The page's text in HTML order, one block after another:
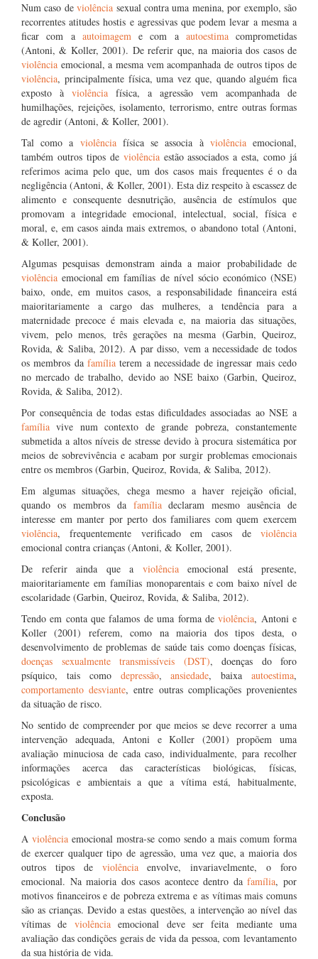
Num caso deviolência sexual contra uma menina, por exemplo, são
recorrentes atitudes hostis e agressivas que podem levar a mesma a
ficar com a autoimageme com a autoestimacomprometidas
(Antoni, & Koller, 2001). De referir que, na maioria dos casos de
violência emocional, a mesma vem acompanhada de outros tipos de
violência, principalmente física, uma vez que, quando alguém fica
exposto à violência física, a agressão vem acompanhada de
humilhações, rejeições, isolamento, terrorismo, entre outras formas
de agredir (Antoni, & Koller, 2001).
Tal como a violênciafísica se associa à violênciaemocional,
também outros tipos de violênciaestão associados a esta, como já
referimos acima pelo que, um dos casos mais frequentes é o da
negligência (Antoni, & Koller, 2001). Esta diz respeito à escassez de
alimento e consequente desnutrição, ausência de estímulos que
promovam a integridade emocional, intelectual, social, física e
moral, e, em casos ainda mais extremos, o abandono total (Antoni,
& Koller, 2001).
Algumas pesquisas demonstram ainda a maior probabilidade de
violência emocional em famílias de nível sócio económico (NSE)
baixo, onde, em muitos casos, a responsabilidade financeira está
maioritariamente a cargo das mulheres, a tendência para a
maternidade precoce é mais elevada e, na maioria das situações,
vivem, pelo menos, três gerações na mesma (Garbin, Queiroz,
Rovida, & Saliba, 2012). A par disso, vem a necessidade de todos
os membros da famíliaterem a necessidade de ingressar mais cedo
no mercado de trabalho, devido ao NSE baixo (Garbin, Queiroz,
Rovida, & Saliba, 2012).
Por consequência de todas estas dificuldades associadas ao NSE a
família vive num contexto de grande pobreza, constantemente
submetida a altos níveis de stresse devido à procura sistemática por
meios de sobrevivência e acabam por surgir problemas emocionais
entre os membros (Garbin, Queiroz, Rovida, & Saliba, 2012).
Em algumas situações, chega mesmo a haver rejeição oficial,
quando os membros da famíliadeclaram mesmo ausência de
interesse em manter por perto dos familiares com quem exercem
violência, frequentemente verificado em casos de violência
emocional contra crianças (Antoni, & Koller, 2001).
De referir ainda que a violênciaemocional está presente,
maioritariamente em famílias monoparentais e com baixo nível de
escolaridade (Garbin, Queiroz, Rovida, & Saliba, 2012).
Tendo em conta que falamos de uma forma deviolência, Antoni e
Koller (2001) referem, como na maioria dos tipos desta, o
desenvolvimento de problemas de saúde tais como doenças físicas,
doenças sexualmente transmissíveis (DST), doenças do foro
psíquico, tais como depressão,ansiedade, baixaautoestima,
comportamento desviante, entre outras complicações provenientes
da situação de risco.
No sentido de compreender por que meios se deve recorrer a uma
intervenção adequada, Antoni e Koller (2001) propõem uma
avaliação minuciosa de cada caso, individualmente, para recolher
informações acerca das características biológicas, físicas,
psicológicas e ambientais a que a vítima está, habitualmente,
exposta.
Conclusão
A violência emocional mostra-se como sendo a mais comum forma
de exercer qualquer tipo de agressão, uma vez que, a maioria dos
outros tipos de violênciaenvolve, invariavelmente, o foro
emocional. Na maioria dos casos acontece dentro dafamília, por
motivos financeiros e de pobreza extrema e as vítimas mais comuns
são as crianças. Devido a estas questões, a intervenção ao nível das
vítimas de violênciaemocional deve ser feita mediante uma
avaliação das condições gerais de vida da pessoa, com levantamento
da sua história de vida.